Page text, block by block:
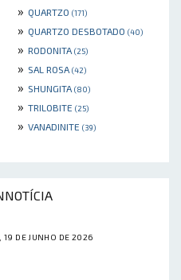
» QUARTZO (171)
» QUARTZO DESBOTADO (40)
» RODONITA (25)
» SAL ROSA (42)
» SHUNGITA (80)
» TRILOBITE (25)
» VANADINITE (39)
19 DE JUNHO DE 2026